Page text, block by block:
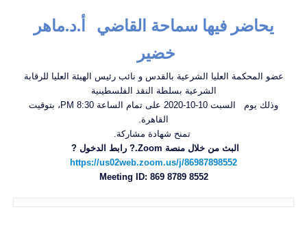
يحاضر فيها سماحة القاضي أ.د.ماهر
خضير
عضو المحكمة العليا الشرعية بالقدس و نائب رئيس الهيئة العليا للرقابة
الشرعية بسلطة النقد الفلسطينية
وذلك يوم ️ السبت 10-10-2020 على تمام الساعة 8:30 PM، بتوقيت
القاهرة.
تمنح شهادة مشاركة.
البث من خلال منصة Zoom.? رابط الدخول ?
https://us02web.zoom.us/j/86987898552
Meeting ID: 869 8789 8552